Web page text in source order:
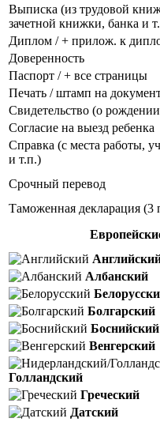
Выписка (из трудовой
зачетной книжки, банка и
Диплом / + прилож. к
Доверенность
Паспорт / + все страницы
Печать / штамп на
Свидетельство (о
Согласие на выезд ребенка
Справка (с места работы,
и т.п.)
Срочный перевод
Таможенная декларация (3
Албанский
Болгарский
Боснийский
Венгерский
Голландский
Греческий
Датский